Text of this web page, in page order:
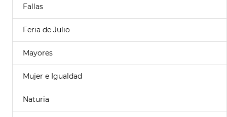
Fallas
Feria de Julio
Mayores
Mujer e Igualdad
Naturia